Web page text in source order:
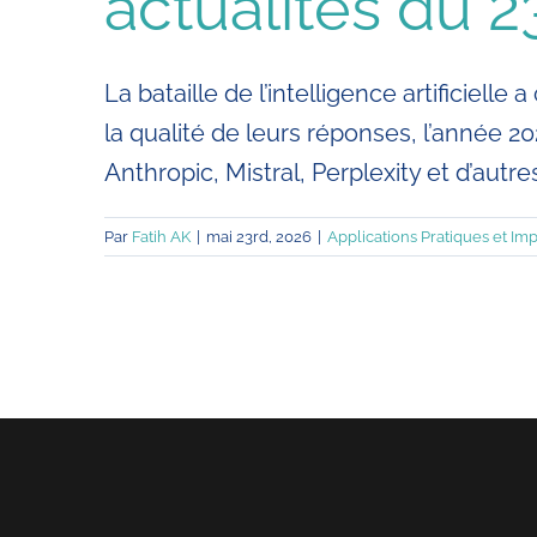
La bataille de l’intelligence artificielle
la qualité de leurs réponses, l’année
Anthropic, Mistral, Perplexity et
Par Fatih AK | mai 23rd, 2026 | Applications Pratiques et